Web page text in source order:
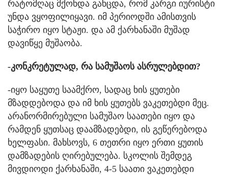
რატომღაც მქონდა განცდა, რომ კარგი იურისტი
უნდა ვყოფილიყავი. იმ პერიოდში ამისთვის
საჭირო იყო სტაჟი. და ამ ქარხანაში მუშად
დავიწყე მუშაობა.
-კონკრეტულად, რა სამუშაოს ასრულებდით?
-იყო საყუთე საამქრო, სადაც ხის ყუთები
მზადდებოდა და იმ ხის ყუთებს ვაკეთებდი მეც.
არანორმირებული სამუშაო საათები იყო და
რამდენ ყუთსაც დაამზადებდი, ის გეწერებოდა
ხელფასი. მახსოვს, 6 თეთრი იყო ერთი ყუთის
დამზადების ღირებულება. სკოლის შემდეგ
მივდიოდი ქარხანაში, 4-5 საათი ვაკეთებდი